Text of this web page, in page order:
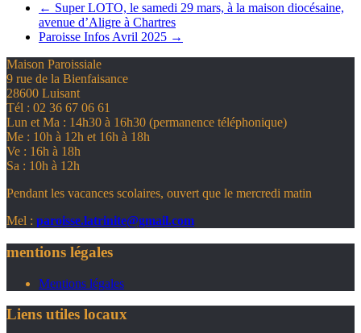
← Super LOTO, le samedi 29 mars, à la maison diocésaine,
avenue d’Aligre à Chartres
Paroisse Infos Avril 2025 →
Maison Paroissiale
9 rue de la Bienfaisance
28600 Luisant
Tél : 02 36 67 06 61
Lun et Ma : 14h30 à 16h30 (permanence téléphonique)
Me : 10h à 12h et 16h à 18h
Ve : 16h à 18h
Sa : 10h à 12h
Pendant les vacances scolaires, ouvert que le mercredi matin
Mel : paroisse.latrinite@gmail.com
mentions légales
Mentions légales
Liens utiles locaux